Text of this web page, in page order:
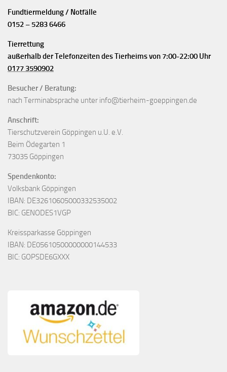
Fundtiermeldung / Notfälle
0152 – 5283 6466
Tierrettung
außerhalb der Telefonzeiten des Tierheims von 7:00-22:00 Uhr
0177 3590902
Besucher / Beratung:
nach Terminabsprache unter info@tierheim-goeppingen.de
Anschrift:
Tierschutzverein Göppingen u.U. e.V.
Beim Ödegarten 1
73035 Göppingen
Spendenkonto:
Volksbank Göppingen
IBAN: DE32610605000332535002
BIC: GENODES1VGP
Kreissparkasse Göppingen
IBAN: DE05610500000000144533
BIC: GOPSDE6GXXX